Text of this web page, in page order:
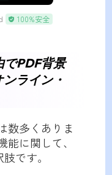
100%安全
でPDF背景
ライン・
数多くありま
に関して、
です。